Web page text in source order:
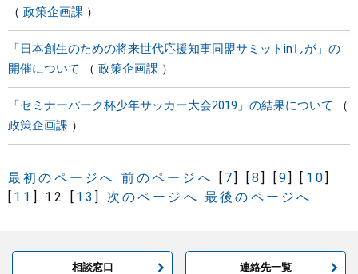
政策企画課
「日本創生のための将来世代応援知事同盟サミットinしが」の
開催について
政策企画課
「セミナーパーク杯少年サッカー大会2019」の結果について
政策企画課
最初のページへ 前のページへ [ 7] [8] [9] [ 10]
[ 11 ] 12 [ 13] 次のページへ 最後のページへ
相談窓口 連絡先一覧